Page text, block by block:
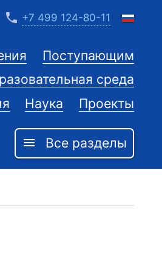
phone +7 499 124-80-11
Поступающим
среда
Наука Проекты
menu Все разделы